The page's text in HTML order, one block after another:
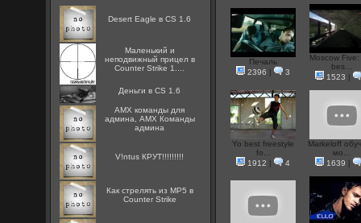
Desert Eagle в CS 1.6
Маленький и
неподвижный прицел в
Counter Strike 1....
Деньги в CS 1.6
AMX команды для
админа, AMX Команды
админа
V!ntus КРУТ!!!!!!!!!
Как стрелять из MP5 в
Counter Strike
Печаль
2396 | 3
Moscow
bes...
1523 |
Yo best freestyle
fo...
1912 | 4
Markeloff
мо...
1639 |